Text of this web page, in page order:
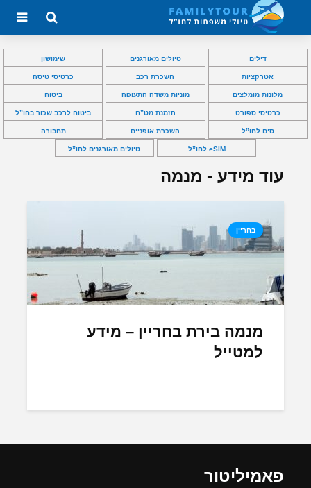
דילים טיולים מאורגנים שימושון
אטרקציות השכרת רכב כרטיסי טיסה
מלונות מומלצים מוניות משדה התעופה ביטוח
כרטיסי ספורט הזמנת מט”ח ביטוח לרכב שכור בחו”ל
סים לחו”ל השכרת אופניים תחבורה
eSIM לחו”ל טיולים מאורגנים לחו”ל
עוד מידע - מנמה
בחריין
מנמה בירת בחריין – מידע
למטייל
פאמיליטור